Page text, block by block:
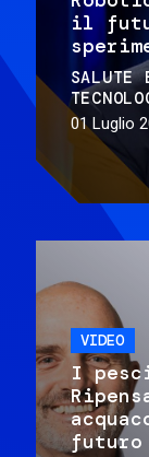
il
SALUTE
01 Luglio
VIDEO
I
futuro